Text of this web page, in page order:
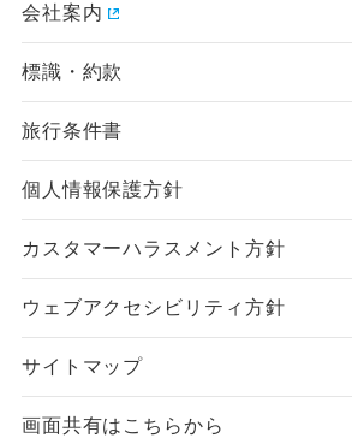
会社案内
標識・約款
旅行条件書
個人情報保護方針
カスタマーハラスメント方針
ウェブアクセシビリティ方針
サイトマップ
画面共有はこちらから